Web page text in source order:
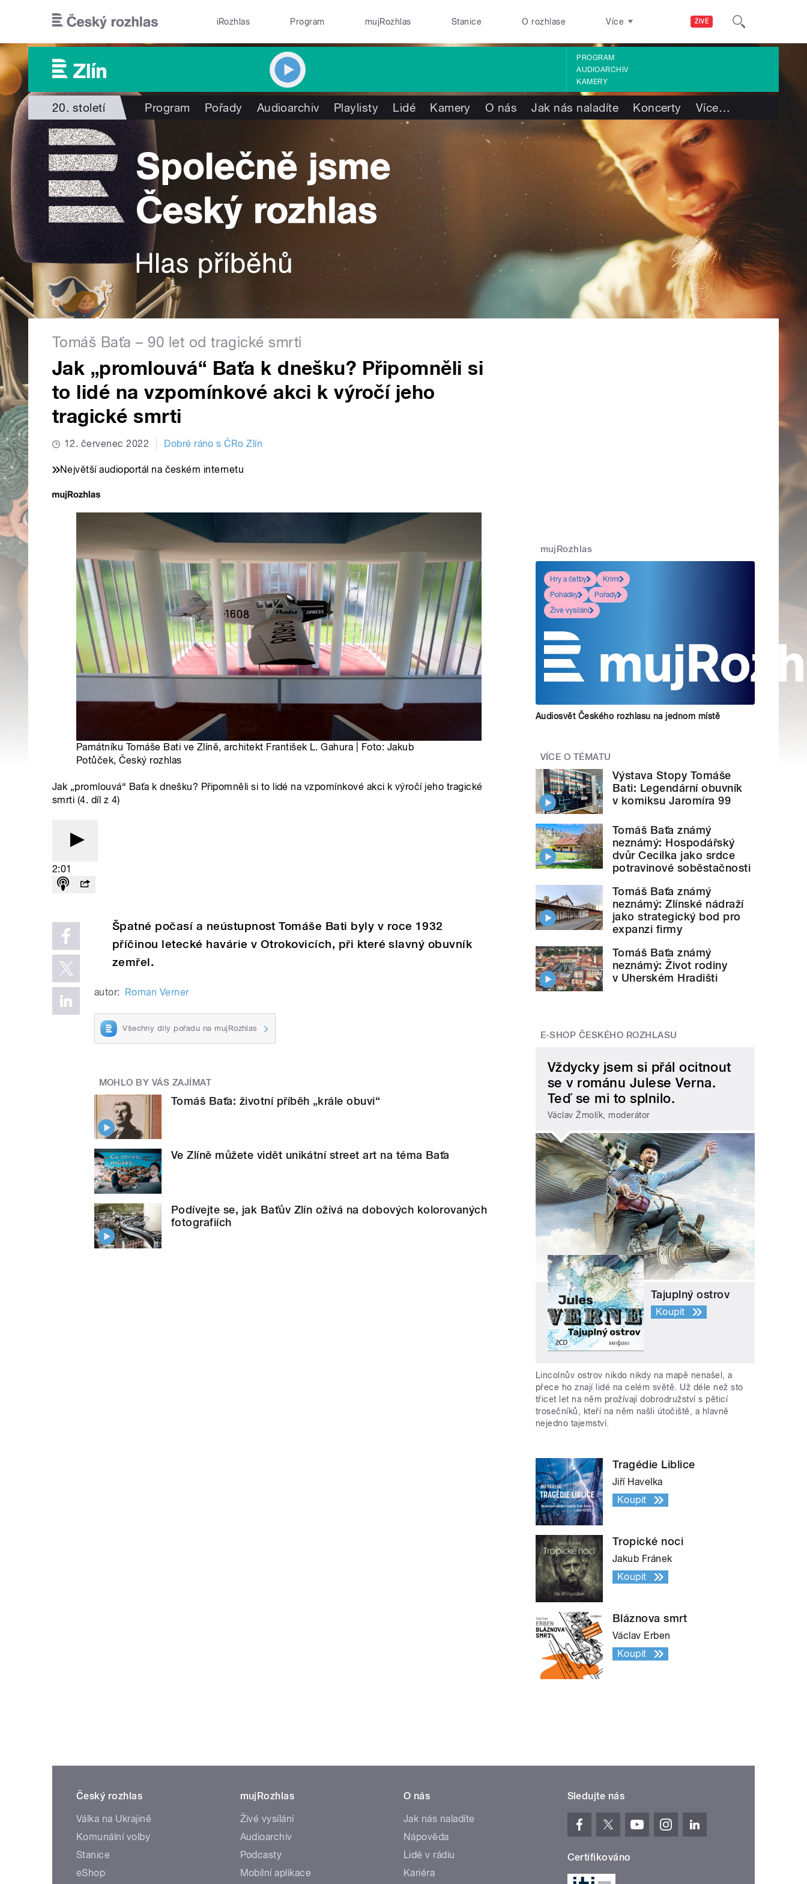
ŽIVĚ
iRozhlas Program mujRozhlas Stanice O rozhlase Více
PROGRAM
AUDIOARCHIV
KAMERY
20. století Program Pořady Audioarchiv Playlisty Lidé Kamery O nás Jak nás naladíte Koncerty Více…
Tomáš Baťa – 90 let od tragické smrti
Jak „promlouvá“ Baťa k dnešku? Připomněli si
to lidé na vzpomínkové akci k výročí jeho
tragické smrti
12. červenec 2022 Dobré ráno s ČRo Zlín
Největší audioportál na českém internetu
Památníku Tomáše Bati ve Zlíně, architekt František L. Gahura | Foto: Jakub
Potůček, Český rozhlas
Jak „promlouvá“ Baťa k dnešku? Připomněli si to lidé na vzpomínkové akci k výročí jeho tragické
smrti (4. díl z 4)
2:01
Špatné počasí a neústupnost Tomáše Bati byly v roce 1932
příčinou letecké havárie v Otrokovicích, při které slavný obuvník
zemřel.
autor: Roman Verner
Všechny díly pořadu na mujRozhlas
MOHLO BY VÁS ZAJÍMAT
Tomáš Baťa: životní příběh „krále obuvi“
Ve Zlíně můžete vidět unikátní street art na téma Baťa
Podívejte se, jak Baťův Zlín ožívá na dobových kolorovaných
fotografiích
mujRozhlas
Hry a četby
Krimi
Pohádky
Pořady
Živé vysílání
Audiosvět Českého rozhlasu na jednom místě
VÍCE O TÉMATU
Výstava Stopy Tomáše
Bati: Legendární obuvník
v komiksu Jaromíra 99
Tomáš Baťa známý
neznámý: Hospodářský
dvůr Cecilka jako srdce
potravinové soběstačnosti
Tomáš Baťa známý
neznámý: Zlínské nádraží
jako strategický bod pro
expanzi firmy
Tomáš Baťa známý
neznámý: Život rodiny
v Uherském Hradišti
E-SHOP ČESKÉHO ROZHLASU
Vždycky jsem si přál ocitnout
se v románu Julese Verna.
Teď se mi to splnilo.
Václav Žmolík, moderátor
Tajuplný ostrov
Koupit
Lincolnův ostrov nikdo nikdy na mapě nenašel, a
přece ho znají lidé na celém světě. Už déle než sto
třicet let na něm prožívají dobrodružství s pěticí
trosečníků, kteří na něm našli útočiště, a hlavně
nejedno tajemství.
Tragédie Liblice
Jiří Havelka
Koupit
Tropické noci
Jakub Fránek
Koupit
Bláznova smrt
Václav Erben
Koupit
Český rozhlas
Válka na Ukrajině
Komunální volby
Stanice
eShop
mujRozhlas
Živé vysílání
Audioarchiv
Podcasty
Mobilní aplikace
O nás
Jak nás naladíte
Nápověda
Lidé v rádiu
Kariéra
Sledujte nás
Certifikováno